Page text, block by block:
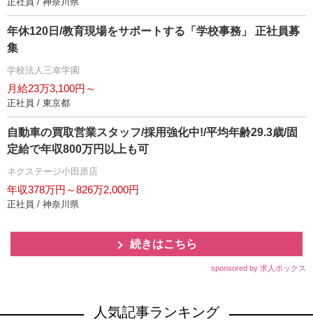
年休120日/教育現場をサポートする「学校事務」 正社員募
集
学校法人三幸学園
月給23万3,100円～
正社員 / 東京都
自動車の買取営業スタッフ/採用強化中!/平均年齢29.3歳/固
定給で年収800万円以上も可
ネクステージ小田原店
年収378万円～826万2,000円
正社員 / 神奈川県
続きはこちら
sponsored by 求人ボックス
人気記事ランキング